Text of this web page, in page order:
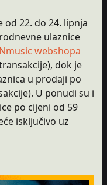
od 22. do 24. lipnja
ulaznice
webshopa
dok je
u prodaji po
U ponudi su i
po cijeni od 59
isključivo uz